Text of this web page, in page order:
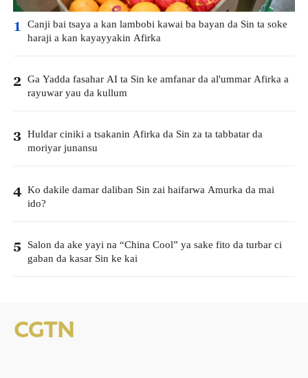
1 Canji bai tsaya a kan lambobi kawai ba bayan da Sin ta soke
haraji a kan kayayyakin Afirka
2 Ga Yadda fasahar AI ta Sin ke amfanar da al'ummar Afirka a
rayuwar yau da kullum
3 Huldar ciniki a tsakanin Afirka da Sin za ta tabbatar da
moriyar junansu
4 Ko dakile damar daliban Sin zai haifarwa Amurka da mai
ido?
5 Salon da ake yayi na “China Cool” ya sake fito da turbar ci
gaban da kasar Sin ke kai